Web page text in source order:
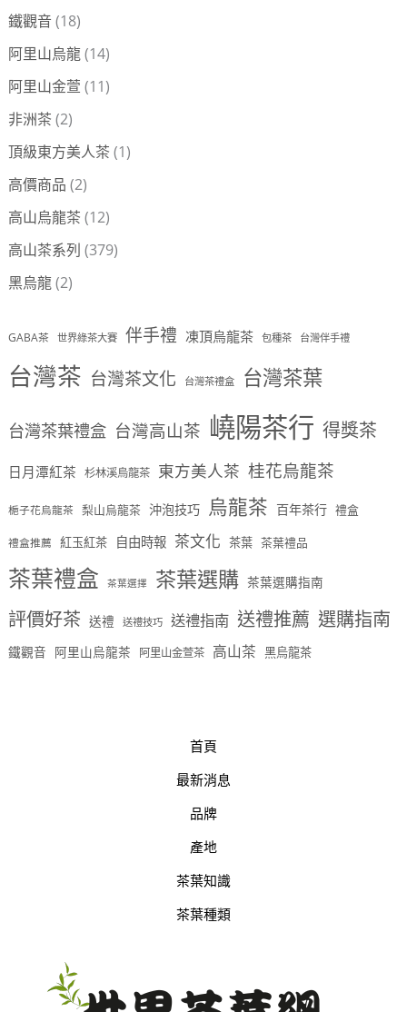
鐵觀音 (18)
阿里山烏龍(14)
阿里山金萱 (11)
非洲茶 (2)
頂級東方美人茶 (1)
高價商品 (2)
高山烏龍茶 (12)
高山茶系列 (379)
黑烏龍(2)
GABA茶 世界綠茶大賽 伴手禮 凍頂烏龍茶 包種茶 台灣伴手禮
台灣茶 台灣茶文化 台灣茶禮盒 台灣茶葉
台灣茶葉禮盒 台灣高山茶 嶢陽茶行 得獎茶
日月潭紅茶 杉林溪烏龍茶 東方美人茶 桂花烏龍茶
梔子花烏龍茶 梨山烏龍茶 沖泡技巧 烏龍茶 百年茶行 禮盒
禮盒推薦 紅玉紅茶 自由時報 茶文化 茶葉 茶葉禮品
茶葉禮盒 茶葉選擇 茶葉選購 茶葉選購指南
評價好茶 送禮 送禮技巧 送禮指南 送禮推薦 選購指南
鐵觀音 阿里山烏龍茶 阿里山金萱茶 高山茶 黑烏龍茶
首頁
最新消息
品牌
產地
茶葉知識
茶葉種類